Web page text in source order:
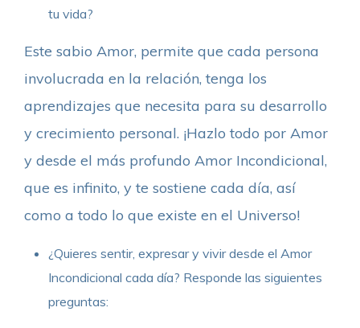
tu vida?
Este sabio Amor, permite que cada persona
involucrada en la relación, tenga los
aprendizajes que necesita para su desarrollo
y crecimiento personal. ¡Hazlo todo por Amor
y desde el más profundo Amor Incondicional,
que es infinito, y te sostiene cada día, así
como a todo lo que existe en el Universo!
¿Quieres sentir, expresar y vivir desde el Amor
Incondicional cada día? Responde las siguientes
preguntas: